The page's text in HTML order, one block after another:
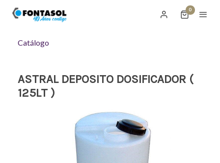
0
Catálogo
ASTRAL DEPOSITO DOSIFICADOR (
125LT )